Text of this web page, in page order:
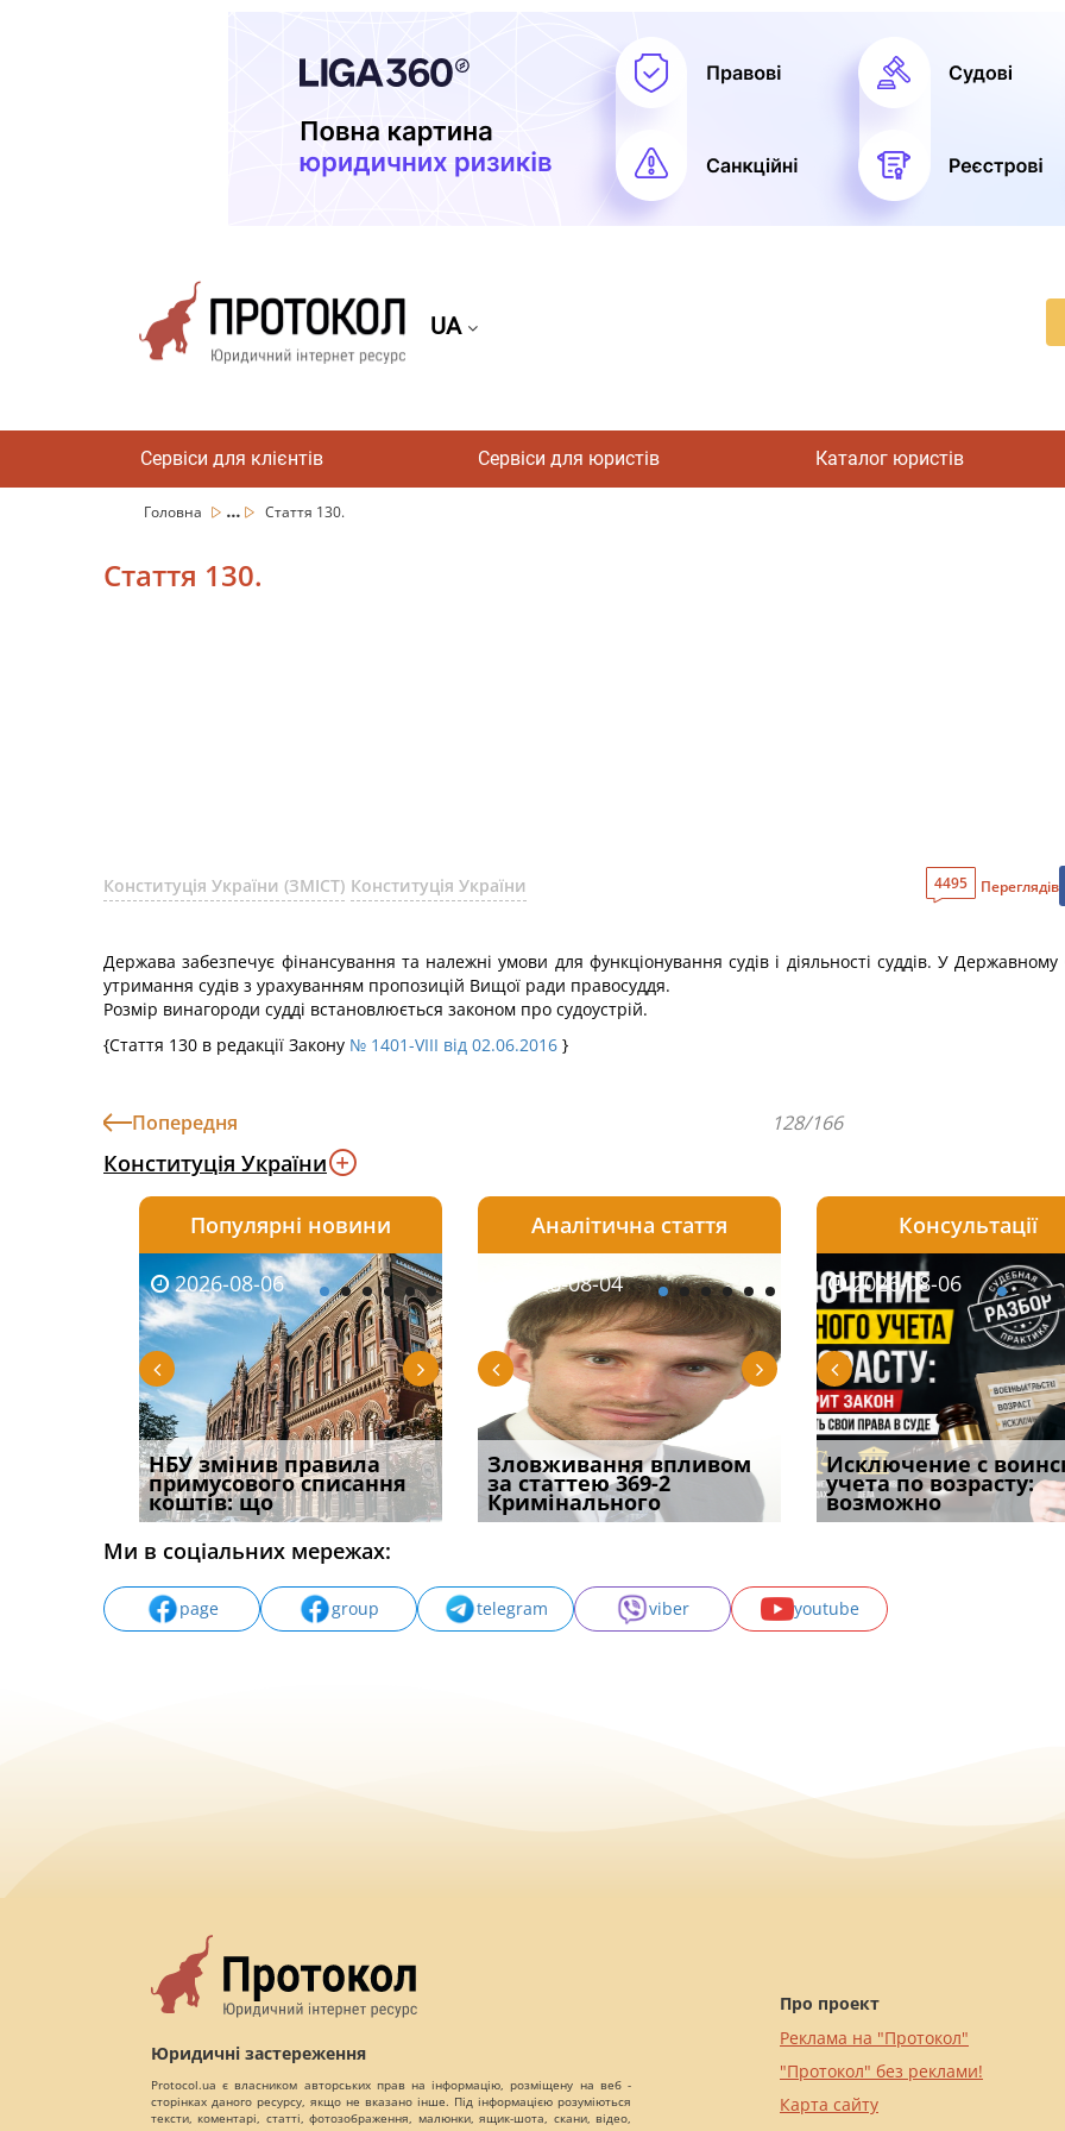
UA
Сервіси для клієнтів Сервіси для юристів Каталог юристів
Головна ... Стаття 130.
Стаття 130.
Конституція України (ЗМІСТ) Конституція України 4495 Переглядів
Держава забезпечує фінансування та належні умови для функціонування судів і діяльності суддів. У
утримання судів з урахуванням пропозицій Вищої ради правосуддя.
Розмір винагороди судді встановлюється законом про судоустрій.
{Стаття 130 в редакції Закону № 1401-VIII від 02.06.2016 }
Попередня 128/166
Конституція України
Популярні новини
2026-08-06
НБУ змінив правила
примусового списання
коштів: що
2026-08-06
Якщо суд встановив для
відшкодування шкоди
наявніс
2026-08-06
Документи, на яких не
проставляється
апостиль: пер
Аналітична стаття
2026-08-03
Водії можуть отримати
компенсацію за
незаконні дії
2026-08-04
Зловживання впливом
за статтею 369-2
Кримінального
2026-08-04
Переоформлення
відстрочки за іншою
підставою: нов
Консультації
2026-08-05
Особливості захисту у
кримінальному
провадженні: я
2026-08-06
Исключение с
учета по возрасту:
возможно
2026-07-30
Восьмий ААС
підтвердив, що
може скас
Ми в соціальних мережах:
page group telegram viber youtube
Юридичні застереження
Protocol.ua є власником авторських прав на інформацію, розміщену на веб -
сторінках даного ресурсу, якщо не вказано інше. Під інформацією розуміються
тексти, коментарі, статті, фотозображення, малюнки, ящик-шота, скани, відео,
Про проект
Реклама на "Протокол"
"Протокол" без реклами!
Карта сайту